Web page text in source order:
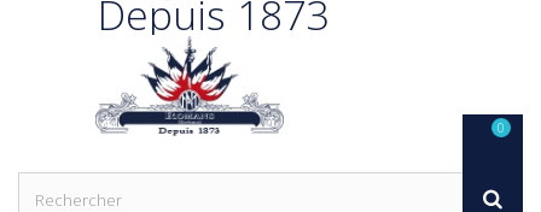
Unic s.a.
Depuis 1873
0